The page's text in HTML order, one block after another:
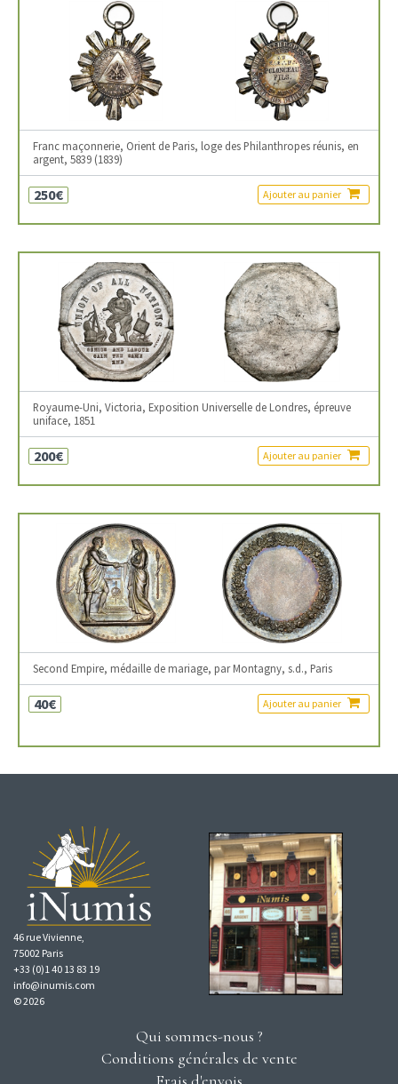
Franc maçonnerie, Orient de Paris, loge des Philanthropes réunis, en
argent, 5839 (1839)
250€ Ajouter au panier
Royaume-Uni, Victoria, Exposition Universelle de Londres, épreuve
uniface, 1851
200€ Ajouter au panier
Second Empire, médaille de mariage, par Montagny, s.d., Paris
40€ Ajouter au panier
46 rue Vivienne,
75002 Paris
+33 (0)1 40 13 83 19
info@inumis.com
© 2026
Qui sommes-nous ?
Conditions générales de vente